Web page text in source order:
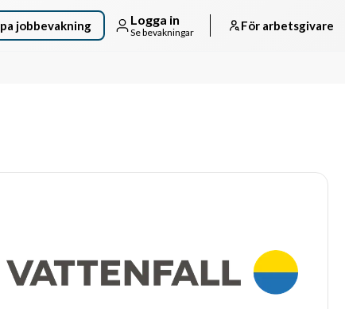
jobbevakning Logga in
Se bevakningar För arbetsgivare